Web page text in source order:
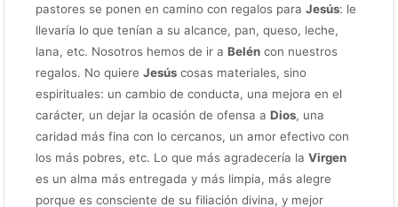
pastores se ponen en camino con regalos paraJesús: le
llevaría lo que tenían a su alcance, pan, queso, leche,
lana, etc. Nosotros hemos de ir aBelén con nuestros
regalos. No quiereJesús cosas materiales, sino
espirituales: un cambio de conducta, una mejora en el
carácter, un dejar la ocasión de ofensa aDios, una
caridad más fina con lo cercanos, un amor efectivo con
los más pobres, etc. Lo que más agradecería laVirgen
es un alma más entregada y más limpia, más alegre
porque es consciente de su filiación divina, y mejor